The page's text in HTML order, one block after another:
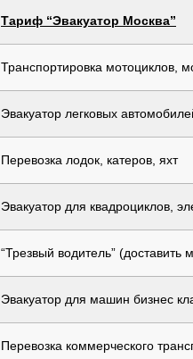
Тариф “Эвакуатор Москва”
Транспортировка мотоциклов,
Эвакуатор легковых
Перевозка лодок, катеров, яхт
Эвакуатор для квадроциклов,
“Трезвый водитель”
Эвакуатор для машин бизнес
Перевозка коммерческого